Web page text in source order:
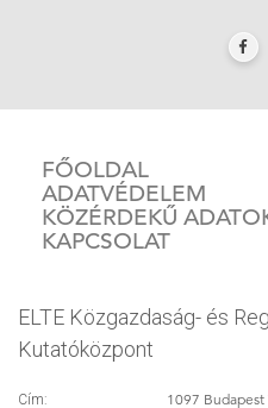
FŐOLDAL
ADATVÉDELEM
KÖZÉRDEKŰ
KAPCSOLAT
ELTE Közgazdaság- és
Kutatóközpont
Cím: 1097 Budapest